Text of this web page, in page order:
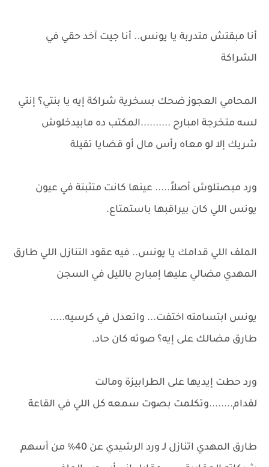
أنا مبقتش متدربة يا يونس.. أنا جيت آخد حقي في
الشراكة
المحامي العجوز ضحك بسخرية شراكة إيه يا بنتي؟ إنتي
لسه متخرجة امبارح ..........المكتب ده مابيدخلوش
شريك إلا لو معاه رأس مال أو قضايا تقيلة
ورد مبصتلوش أصلاً..... عينها كانت متثبتة في عيون
يونس اللي كان بيراقبها باستمتاع.
الملف اللي قدامك يا يونس.. فيه عقود التنازل اللي طارق
المهدي مضالي عليها إمبارح بالليل في السجن
يونس ابتسامته اختفت... واتعدل في كرسيه.....
طارق مضالك على إيه؟ صوته كان حاد.
ورد حطت إيديها على الطرابيزة ومالت
لقدام........وتكلمت بصوت سمعه كل اللي في القاعة
طارق المهدي اتنازل لـ ورد الرشيدي عن 40% من أسهم